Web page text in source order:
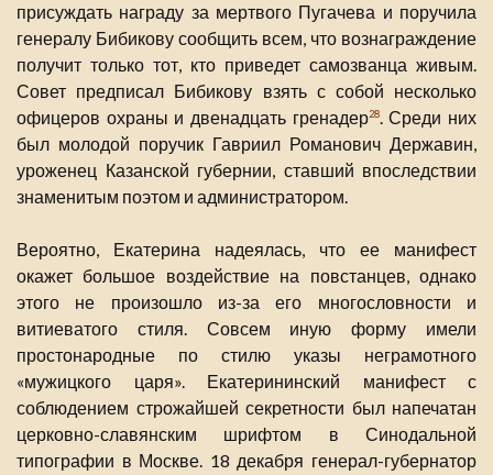
присуждать награду за мертвого Пугачева и поручила
генералу Бибикову сообщить всем, что вознаграждение
получит только тот, кто приведет самозванца живым.
Совет предписал Бибикову взять с собой несколько
офицеров охраны и двенадцать гренадер28. Среди них
был молодой поручик Гавриил Романович Державин,
уроженец Казанской губернии, ставший впоследствии
знаменитым поэтом и администратором.
Вероятно, Екатерина надеялась, что ее манифест
окажет большое воздействие на повстанцев, однако
этого не произошло из-за его многословности и
витиеватого стиля. Совсем иную форму имели
простонародные по стилю указы неграмотного
«мужицкого царя». Екатерининский манифест с
соблюдением строжайшей секретности был напечатан
церковно-славянским шрифтом в Синодальной
типографии в Москве. 18 декабря генерал-губернатор